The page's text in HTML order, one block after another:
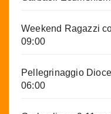
Weekend Ragazzi
09:00
Pellegrinaggio
06:00